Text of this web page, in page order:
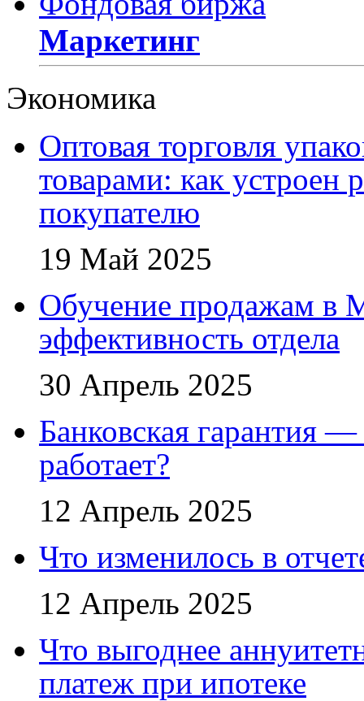
Маркетинг
Экономика
Оптовая торговля
товарами: как устроен
покупателю
19 Май 2025
Обучение продажам в
эффективность отдела
30 Апрель 2025
Банковская гарантия
работает?
12 Апрель 2025
Что изменилось в
12 Апрель 2025
Что выгоднее
платеж при ипотеке